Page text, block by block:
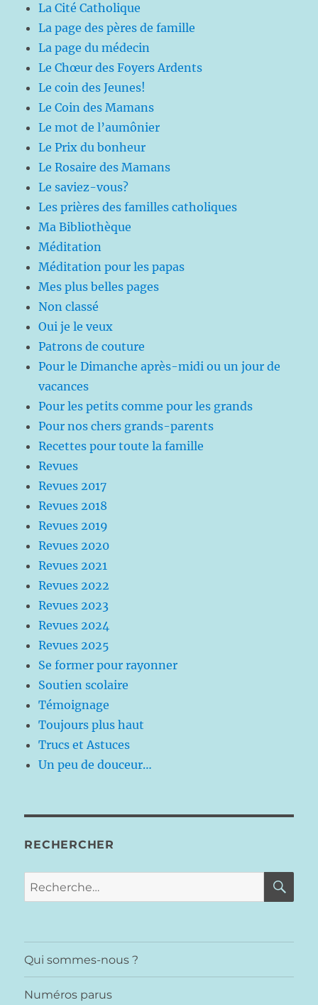
La Cité Catholique
La page des pères de famille
La page du médecin
Le Chœur des Foyers Ardents
Le coin des Jeunes!
Le Coin des Mamans
Le mot de l’aumônier
Le Prix du bonheur
Le Rosaire des Mamans
Le saviez-vous?
Les prières des familles catholiques
Ma Bibliothèque
Méditation
Méditation pour les papas
Mes plus belles pages
Non classé
Oui je le veux
Patrons de couture
Pour le Dimanche après-midi ou un jour de
vacances
Pour les petits comme pour les grands
Pour nos chers grands-parents
Recettes pour toute la famille
Revues
Revues 2017
Revues 2018
Revues 2019
Revues 2020
Revues 2021
Revues 2022
Revues 2023
Revues 2024
Revues 2025
Se former pour rayonner
Soutien scolaire
Témoignage
Toujours plus haut
Trucs et Astuces
Un peu de douceur…
RECHERCHER
Recherche
pour :
Qui sommes-nous ?
Numéros parus